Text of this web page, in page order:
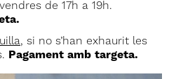
de 17h a 19h.
, si no s’han exhaurit les
Pagament amb targeta.